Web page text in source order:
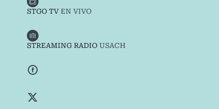
STGO TVEN VIVO
STREAMING RADIOUSACH